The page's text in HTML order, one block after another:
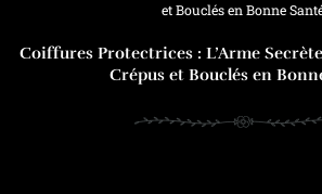
et Bouclés en Bonne
Coiffures Protectrices : L’Arme
Crépus et Bouclés en